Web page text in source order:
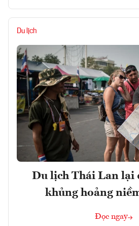
Du lịch
Du lịch Thái Lan lại
khủng hoảng
Đọc ngay